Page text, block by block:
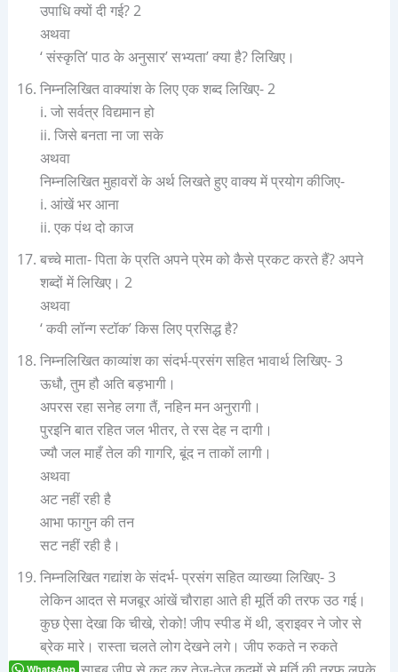
उपाधि क्यों दी गई? 2
अथवा
‘ संस्कृति’ पाठ के अनुसार’ सभ्यता’ क्या है? लिखिए।
निम्नलिखित वाक्यांश के लिए एक शब्द लिखिए- 2
i. जो सर्वत्र विद्यमान हो
ii. जिसे बनता ना जा सके
अथवा
निम्नलिखित मुहावरों के अर्थ लिखते हुए वाक्य में प्रयोग कीजिए-
i. आंखें भर आना
ii. एक पंथ दो काज
बच्चे माता- पिता के प्रति अपने प्रेम को कैसे प्रकट करते हैं? अपने
शब्दों में लिखिए। 2
अथवा
‘ कवी लॉन्ग स्टॉक’ किस लिए प्रसिद्ध है?
निम्नलिखित काव्यांश का संदर्भ-प्रसंग सहित भावार्थ लिखिए- 3
ऊधौ, तुम हौ अति बड़भागी।
अपरस रहा सनेह लगा तैं, नहिन मन अनुरागी।
पुरइनि बात रहित जल भीतर, ते रस देह न दागी।
ज्यौ जल माहँ तेल की गागरि, बूंद न ताकों लागी।
अथवा
अट नहीं रही है
आभा फागुन की तन
सट नहीं रही है।
निम्नलिखित गद्यांश के संदर्भ- प्रसंग सहित व्याख्या लिखिए- 3
लेकिन आदत से मजबूर आंखें चौराहा आते ही मूर्ति की तरफ उठ गई।
कुछ ऐसा देखा कि चीखे, रोको! जीप स्पीड में थी, ड्राइवर ने जोर से
ब्रेक मारे। रास्ता चलते लोग देखने लगे। जीप रुकते न रुकते
WhatsApp